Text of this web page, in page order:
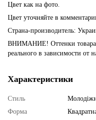
Цвет как на фото.
Цвет уточняйте в
Страна-производитель:
ВНИМАНИЕ! Оттенки товара
реального в зависимости от
Характеристики
Стиль
Форма